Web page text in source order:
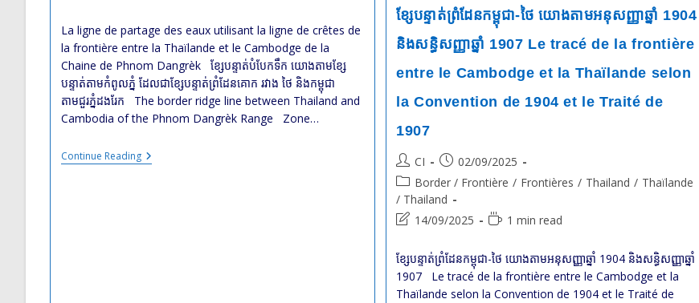
Moan
Thom
Dans
Le
Conflit
Frontalier
Entre
La
Cambodge
modified:
La ligne de partage des eaux utilisant la ligne de crêtes de
la frontière entre la Thaïlande et le Cambodge de la
Chaine de Phnom Dangrèk ខ្សែបន្ទាត់បំបែកទឹក យោងតាមខ្សែ
បន្ទាត់តាមកំពូលភ្នំ ដែលជាខ្សែបន្ទាត់ព្រំដែនគោក រវាង ថៃ និងកម្ពុជា
តាមជួរភ្នំដងរែក The border ridge line between Thailand and
Cambodia of the Phnom Dangrèk Range Zone…
Continue ReadingLa
Ligne
ខ្សែបន្ទាត់ព្រំដែនកម្ពុជា-ថៃ យោងតាមអនុសញ្ញាឆ្នាំ 1904
និងសន្ធិសញ្ញាឆ្នាំ 1907 Le tracé de la frontière
entre le Cambodge et la Thaïlande selon
la Convention de 1904 et le Traité de
1907
Post
author:
CI
Post
published:
02/09/2025
Post
category:
Border / Frontière / Frontières / Thailand / Thaïlande
/ Thailand
Post
modified:
14/09/2025
Reading1 min read
ខ្សែបន្ទាត់ព្រំដែនកម្ពុជា-ថៃ យោងតាមអនុសញ្ញាឆ្នាំ 1904 និងសន្ធិសញ្ញាឆ្នាំ
1907 Le tracé de la frontière entre le Cambodge et la
Thaïlande selon la Convention de 1904 et le Traité de